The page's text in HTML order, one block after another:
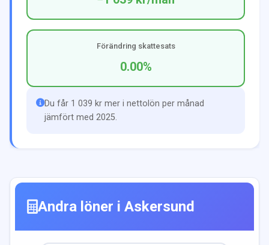
Förändring skattesats
0.00%
Du får 1 039 kr mer i nettolön per månad
jämfört med 2025.
Andra löner i Askersund